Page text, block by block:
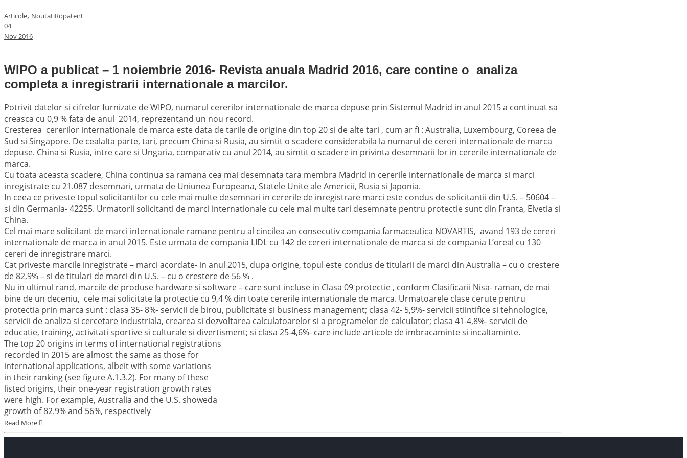
Articole, NoutatiRopatent
04
Nov2016
WIPO a publicat – 1 noiembrie 2016- Revista anuala Madrid 2016, care contine o analiza
completa a inregistrarii internationale a marcilor.
Potrivit datelor si cifrelor furnizate de WIPO, numarul cererilor internationale de marca depuse prin Sistemul Madrid in anul 2015 a continuat sa
creasca cu 0,9 % fata de anul 2014, reprezentand un nou record.
Cresterea cererilor internationale de marca este data de tarile de origine din top 20 si de alte tari , cum ar fi : Australia, Luxembourg, Coreea de
Sud si Singapore. De cealalta parte, tari, precum China si Rusia, au simtit o scadere considerabila la numarul de cereri internationale de marca
depuse. China si Rusia, intre care si Ungaria, comparativ cu anul 2014, au simtit o scadere in privinta desemnarii lor in cererile internationale de
marca.
Cu toata aceasta scadere, China continua sa ramana cea mai desemnata tara membra Madrid in cererile internationale de marca si marci
inregistrate cu 21.087 desemnari, urmata de Uniunea Europeana, Statele Unite ale Americii, Rusia si Japonia.
In ceea ce priveste topul solicitantilor cu cele mai multe desemnari in cererile de inregistrare marci este condus de solicitantii din U.S. – 50604 –
si din Germania- 42255. Urmatorii solicitanti de marci internationale cu cele mai multe tari desemnate pentru protectie sunt din Franta, Elvetia si
China.
Cel mai mare solicitant de marci internationale ramane pentru al cincilea an consecutiv compania farmaceutica NOVARTIS, avand 193 de cereri
internationale de marca in anul 2015. Este urmata de compania LIDL cu 142 de cereri internationale de marca si de compania L’oreal cu 130
cereri de inregistrare marci.
Cat priveste marcile inregistrate – marci acordate- in anul 2015, dupa origine, topul este condus de titularii de marci din Australia – cu o crestere
de 82,9% – si de titulari de marci din U.S. – cu o crestere de 56 % .
Nu in ultimul rand, marcile de produse hardware si software – care sunt incluse in Clasa 09 protectie , conform Clasificarii Nisa- raman, de mai
bine de un deceniu, cele mai solicitate la protectie cu 9,4 % din toate cererile internationale de marca. Urmatoarele clase cerute pentru
protectia prin marca sunt : clasa 35- 8%- servicii de birou, publicitate si business management; clasa 42- 5,9%- servicii stiintifice si tehnologice,
servicii de analiza si cercetare industriala, crearea si dezvoltarea calculatoarelor si a programelor de calculator; clasa 41-4,8%- servicii de
educatie, training, activitati sportive si culturale si divertisment; si clasa 25-4,6%- care include articole de imbracaminte si incaltaminte.
The top 20 origins in terms of international registrations
recorded in 2015 are almost the same as those for
international applications, albeit with some variations
in their ranking (see figure A.1.3.2). For many of these
listed origins, their one-year registration growth rates
were high. For example, Australia and the U.S. showeda
growth of 82.9% and 56%, respectively
Read More